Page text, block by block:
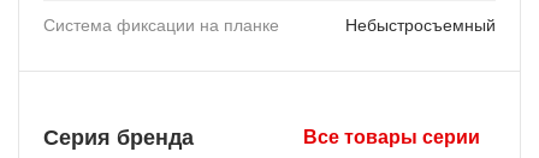
Система фиксации на планке Небыстросъемный
Серия бренда Все товары серии